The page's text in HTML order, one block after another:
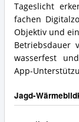
Tageslicht
fachen
Objektiv und
wasserfest
App-
Jagd-